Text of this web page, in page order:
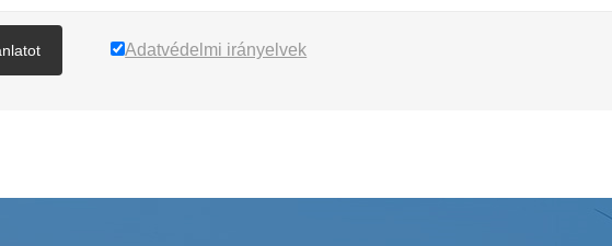
Adatvédelmi irányelvek